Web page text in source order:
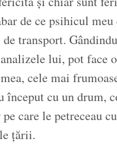
de ce psihicul
transport.
lui, pot face
cele mai
început cu un drum,
care le petreceau
țării.